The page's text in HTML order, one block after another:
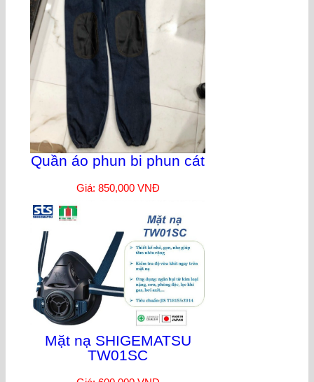
Quần áo phun bi phun cát
Giá: 850,000 VNĐ
Mặt nạ SHIGEMATSU
TW01SC